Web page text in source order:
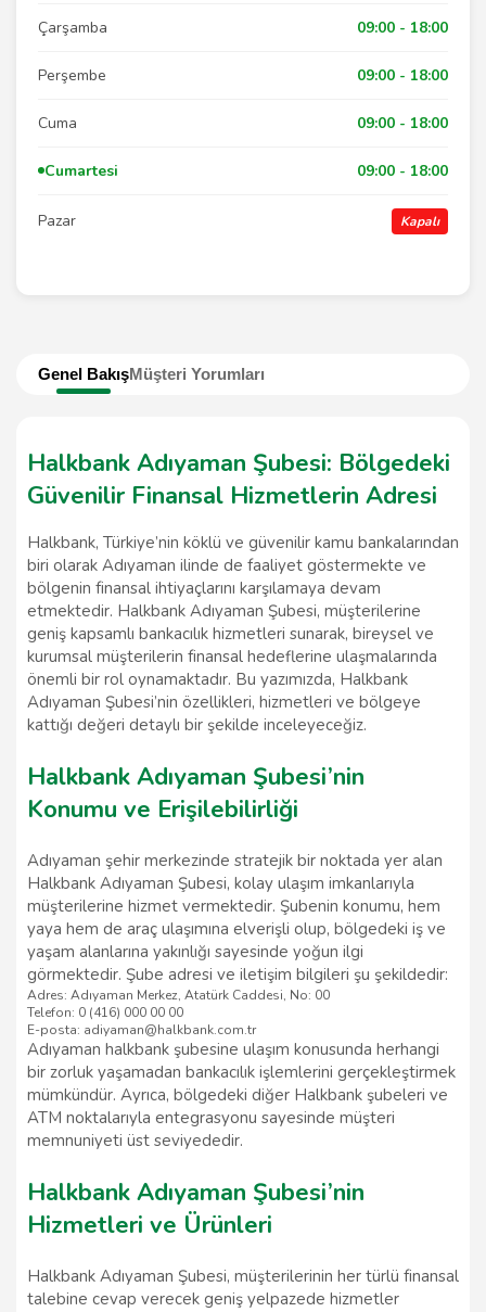
Genel BakışMüşteri Yorumları
Halkbank Adıyaman Şubesi: Bölgedeki
Güvenilir Finansal Hizmetlerin Adresi
Halkbank, Türkiye’nin köklü ve güvenilir kamu bankalarından
biri olarak Adıyaman ilinde de faaliyet göstermekte ve
bölgenin finansal ihtiyaçlarını karşılamaya devam
etmektedir. Halkbank Adıyaman Şubesi, müşterilerine
geniş kapsamlı bankacılık hizmetleri sunarak, bireysel ve
kurumsal müşterilerin finansal hedeflerine ulaşmalarında
önemli bir rol oynamaktadır. Bu yazımızda, Halkbank
Adıyaman Şubesi’nin özellikleri, hizmetleri ve bölgeye
kattığı değeri detaylı bir şekilde inceleyeceğiz.
Halkbank Adıyaman Şubesi’nin
Konumu ve Erişilebilirliği
Adıyaman şehir merkezinde stratejik bir noktada yer alan
Halkbank Adıyaman Şubesi, kolay ulaşım imkanlarıyla
müşterilerine hizmet vermektedir. Şubenin konumu, hem
yaya hem de araç ulaşımına elverişli olup, bölgedeki iş ve
yaşam alanlarına yakınlığı sayesinde yoğun ilgi
görmektedir. Şube adresi ve iletişim bilgileri şu şekildedir:
Adres: Adıyaman Merkez, Atatürk Caddesi, No: 00
Telefon: 0 (416) 000 00 00
E-posta: adiyaman@halkbank.com.tr
Adıyaman halkbank şubesine ulaşım konusunda herhangi
bir zorluk yaşamadan bankacılık işlemlerini gerçekleştirmek
mümkündür. Ayrıca, bölgedeki diğer Halkbank şubeleri ve
ATM noktalarıyla entegrasyonu sayesinde müşteri
memnuniyeti üst seviyededir.
Halkbank Adıyaman Şubesi’nin
Hizmetleri ve Ürünleri
Halkbank Adıyaman Şubesi, müşterilerinin her türlü finansal
talebine cevap verecek geniş yelpazede hizmetler
Çarşamba 09:00 - 18:00
Perşembe 09:00 - 18:00
Cuma 09:00 - 18:00
Cumartesi 09:00 - 18:00
Pazar Kapalı